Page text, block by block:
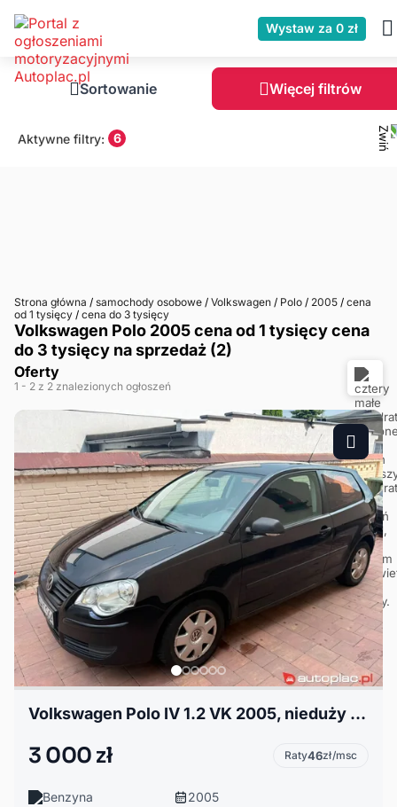
Wystaw za 0 zł
Sortowanie Więcej filtrów
Aktywne filtry: 6
Strona główna / samochody osobowe / Volkswagen / Polo / 2005 / cena
od 1 tysięcy / cena do 3 tysięcy
Volkswagen Polo 2005 cena od 1 tysięcy cena
do 3 tysięcy na sprzedaż (2)
Oferty
1 - 2 z 2 znalezionych ogłoszeń
Volkswagen Polo IV 1.2 VK 2005, nieduży przebieg
3 000 zł Raty46zł/msc
Benzyna
2005